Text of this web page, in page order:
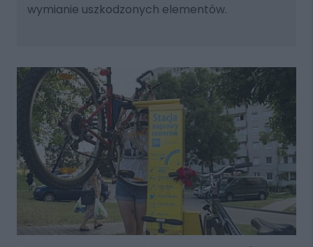
wymianie uszkodzonych elementów.